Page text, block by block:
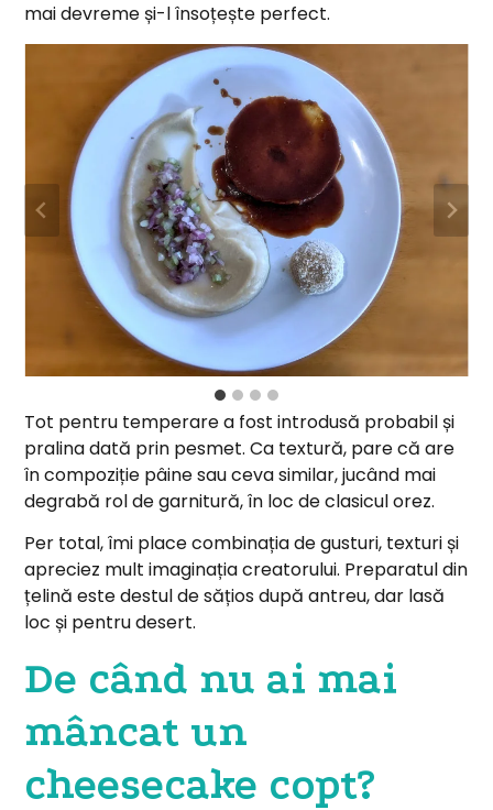
mai devreme și-l însoțește perfect.
Tot pentru temperare a fost introdusă probabil și
pralina dată prin pesmet. Ca textură, pare că are
în compoziție pâine sau ceva similar, jucând mai
degrabă rol de garnitură, în loc de clasicul orez.
Per total, îmi place combinația de gusturi, texturi și
apreciez mult imaginația creatorului. Preparatul din
țelină este destul de sățios după antreu, dar lasă
loc și pentru desert.
De când nu ai mai
mâncat un
cheesecake copt?